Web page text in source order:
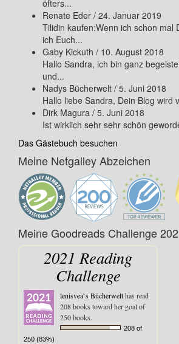
öfters...
Renate Eder / 24. Januar 2019
Tilidin kaufen:Wenn ich schon mal
ich Euch...
Gaby Kickuth / 10. August 2018
Hallo Sandra, ich bin ganz
und...
Nadys Bücherwelt / 5. Juni 2018
Hallo liebe Sandra, Dein Blog wird
Dirk Magura / 5. Juni 2018
Ist wirklich sehr sehr schön
Das Gästebuch besuchen
Meine Netgalley Abzeichen
Meine Goodreads Challenge
2021 Reading
Challenge
lenisvea`s Bücherwelthas read
208 books toward her goal of
250 books.
208 of
250 (83%)